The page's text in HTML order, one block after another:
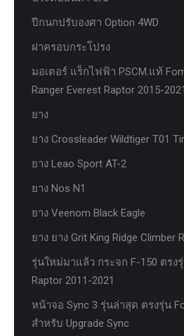
ปีกนกปรับองศา Option 4WD
ฝาครอบกระโปรง
มอเตอร์ แร็กไฟฟ้า PSCM.แท้
Ranger Everest Raptor 2015-
ยาง
ยาง Crossleader Wildtiger T01
ยาง Leao Sport AT-2
ยาง Nos N1
ยาง Veenom Black Eagle
ยาง ยาง Grit King Ridge Climber
รุ่นใหม่มาแล้ว กระจก F-150 ตรงรุ่
Raptor 2011-2021
หน้าจอ Sync 3 รุ่นล่าสุด ตรงรุ่น
สำหรับ Upgrade Sync